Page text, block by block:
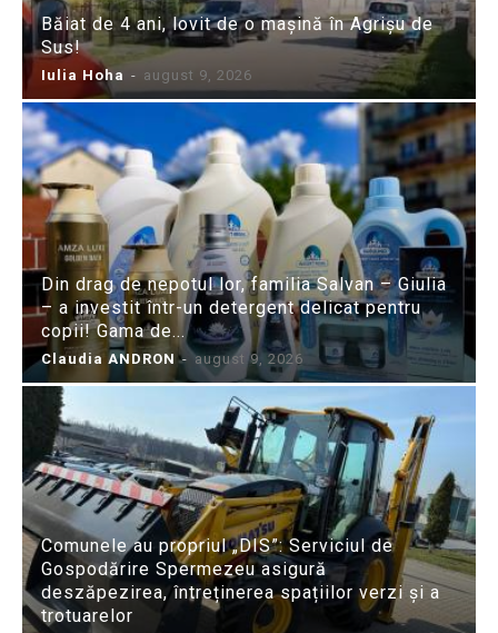
Băiat de 4 ani, lovit de o mașină în Agrișu de
Sus!
Iulia Hoha - august 9, 2026
Din drag de nepotul lor, familia Salvan – Giulia
– a investit într-un detergent delicat pentru
copii! Gama de...
Claudia ANDRON - august 9, 2026
Comunele au propriul „DIS”: Serviciul de
Gospodărire Spermezeu asigură
deszăpezirea, întreținerea spațiilor verzi și a
trotuarelor